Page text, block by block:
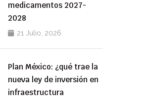
medicamentos 2027-
2028
21 Julio, 2026
Plan México: ¿qué trae la
nueva ley de inversión en
infraestructura